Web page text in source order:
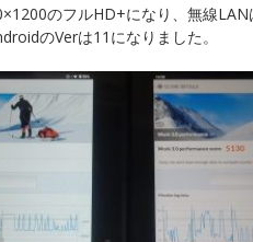
のフルHD+になり、無線
のVerは11になりました。